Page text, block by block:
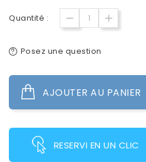
Quantité :
Posez une question
AJOUTER AU PANIER
RESERVI EN UN CLIC